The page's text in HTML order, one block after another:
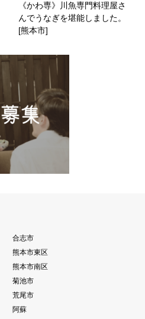
《かわ専》川魚専門料理屋さ
んでうなぎを堪能しました。
[熊本市]
合志市
熊本市東区
熊本市南区
菊池市
荒尾市
阿蘇